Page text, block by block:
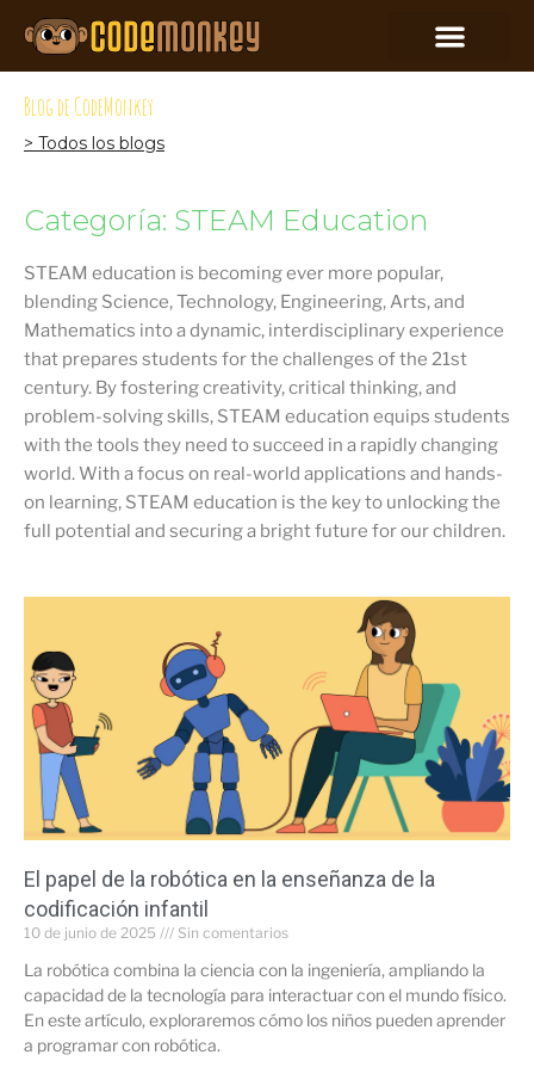
Blog de CodeMonkey
> Todos los blogs
Categoría: STEAM Education
STEAM education is becoming ever more popular,
blending Science, Technology, Engineering, Arts, and
Mathematics into a dynamic, interdisciplinary experience
that prepares students for the challenges of the 21st
century. By fostering creativity, critical thinking, and
problem-solving skills, STEAM education equips students
with the tools they need to succeed in a rapidly changing
world. With a focus on real-world applications and hands-
on learning, STEAM education is the key to unlocking the
full potential and securing a bright future for our children.
El papel de la robótica en la enseñanza de la
codificación infantil
10 de junio de 2025 Sin comentarios
La robótica combina la ciencia con la ingeniería, ampliando la
capacidad de la tecnología para interactuar con el mundo físico.
En este artículo, exploraremos cómo los niños pueden aprender
a programar con robótica.